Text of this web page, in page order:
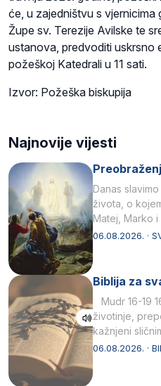
će, u zajedništvu s
Župe sv. Terezije Avilske te
ustanova, predvoditi uskrsno
požeškoj Katedrali u 11 sati.
Izvor: Požeška biskupija
Najnovije vijesti
Danas
života, o
Matej, Marko
drugoj…
06.08.2026. ·
Biblija za
Mudr 16-19
životinje,
kažnjeni
kukaca.2 A
06.08.2026. ·